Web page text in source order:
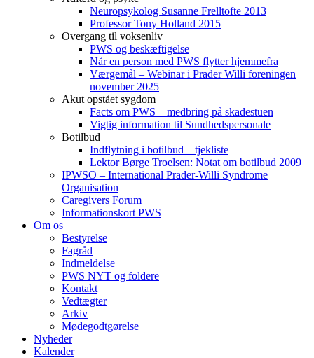
Neuropsykolog Susanne Frelltofte 2013
Professor Tony Holland 2015
Overgang til voksenliv
PWS og beskæftigelse
Når en person med PWS flytter hjemmefra
Værgemål – Webinar i Prader Willi foreningen
november 2025
Akut opstået sygdom
Facts om PWS – medbring på skadestuen
Vigtig information til Sundhedspersonale
Botilbud
Indflytning i botilbud – tjekliste
Lektor Børge Troelsen: Notat om botilbud 2009
IPWSO – International Prader-Willi Syndrome
Organisation
Caregivers Forum
Informationskort PWS
Om os
Bestyrelse
Fagråd
Indmeldelse
PWS NYT og foldere
Kontakt
Vedtægter
Arkiv
Mødegodtgørelse
Nyheder
Kalender